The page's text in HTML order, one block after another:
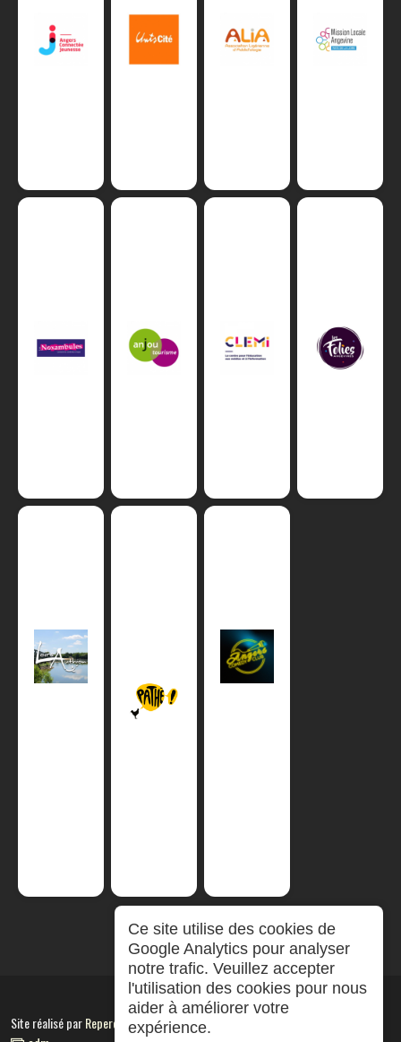
Site réalisé parRepereCom
Ce site utilise des cookies de
Google Analytics pour analyser
notre trafic. Veuillez accepter
l'utilisation des cookies pour nous
aider à améliorer votre
expérience.